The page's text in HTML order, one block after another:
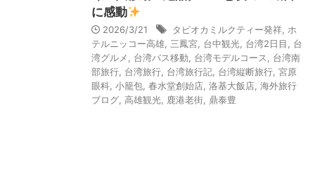
に感動
2026/3/21 タピオカミルクティー発祥 ホ
テルニッコー高雄 三鳳宮 台中観光 台湾2日目
台
湾グルメ
台湾バス移動 台湾モデルコース
台湾南
部旅行 台湾旅行 台湾旅行記 台湾縦断旅行 宮原
眼科 小籠包 春水堂創始店 洛基大飯店 海外旅行
ブログ 高雄観光 鹿港老街 鼎泰豊